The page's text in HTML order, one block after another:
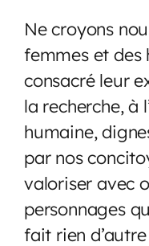
Ne croyons
femmes et des
consacré leur
la recherche, à
humaine,
par nos
valoriser avec
personnages
fait rien